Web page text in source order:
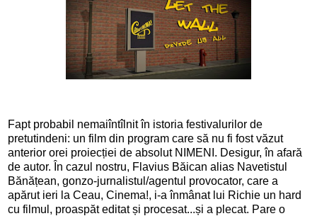
Fapt probabil nemaiîntîlnit în istoria festivalurilor de
pretutindeni: un film din program care să nu fi fost văzut
anterior orei proiecției de absolut NIMENI. Desigur, în afară
de autor. În cazul nostru, Flavius Băican alias Navetistul
Bănățean, gonzo-jurnalistul/agentul provocator, care a
apărut ieri la Ceau, Cinema!, i-a înmânat lui Richie un hard
cu filmul, proaspăt editat și procesat...și a plecat. Pare o